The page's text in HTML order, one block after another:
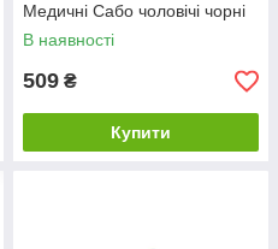
Медичні Сабо чоловічі чорні
В наявності
509 ₴
Купити